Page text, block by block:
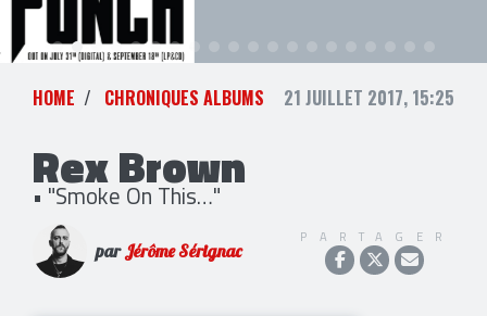
HOME CHRONIQUES ALBUMS 21 JUILLET 2017, 15:25
Rex Brown
• "Smoke On This…"
parJérôme Sérignac
PARTAGER